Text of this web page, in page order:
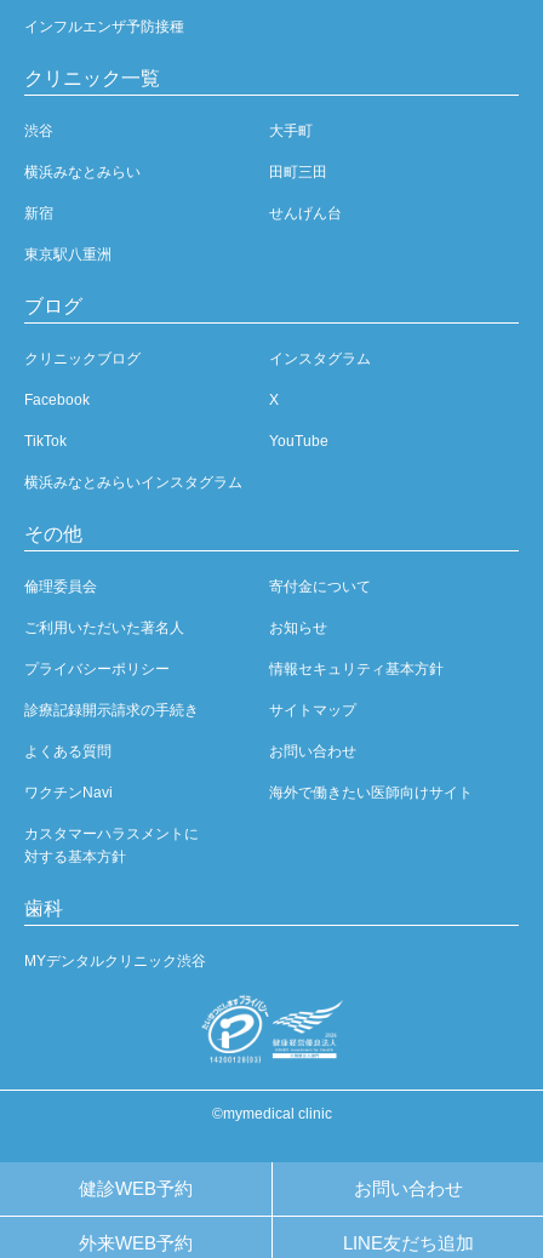
健診WEB予約 お問い合わせ
外来WEB予約 LINE友だち追加
インフルエンザ予防接種
クリニック一覧
渋谷 大手町
横浜みなとみらい 田町三田
新宿 せんげん台
東京駅八重洲
ブログ
クリニックブログ インスタグラム
Facebook X
TikTok YouTube
横浜みなとみらいインスタグラム
その他
倫理委員会 寄付金について
ご利用いただいた著名人 お知らせ
プライバシーポリシー 情報セキュリティ基本方針
診療記録開示請求の手続き サイトマップ
よくある質問 お問い合わせ
ワクチンNavi 海外で働きたい医師向けサイト
カスタマーハラスメントに
対する基本方針
歯科
MYデンタルクリニック渋谷
©mymedical clinic